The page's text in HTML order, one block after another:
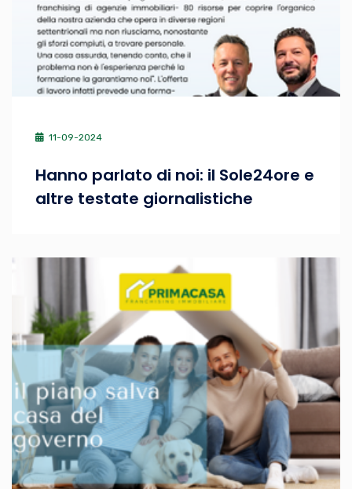
11-09-2024
Hanno parlato di noi: il Sole24ore e
altre testate giornalistiche